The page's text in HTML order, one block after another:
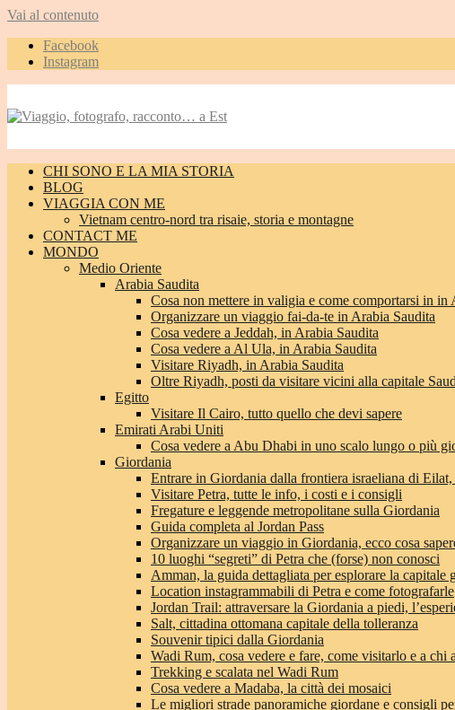
Vai al contenuto
Facebook
Instagram
CHI SONO E LA MIA STORIA
BLOG
VIAGGIA CON ME
Vietnam centro-nord tra risaie, storia e montagne
CONTACT ME
MONDO
Medio Oriente
Arabia Saudita
Cosa non mettere in valigia e come comportarsi in in
Organizzare un viaggio fai-da-te in Arabia Saudita
Cosa vedere a Jeddah, in Arabia Saudita
Cosa vedere a Al Ula, in Arabia Saudita
Visitare Riyadh, in Arabia Saudita
Oltre Riyadh, posti da visitare vicini alla capitale
Egitto
Visitare Il Cairo, tutto quello che devi sapere
Emirati Arabi Uniti
Cosa vedere a Abu Dhabi in uno scalo lungo o più
Giordania
Entrare in Giordania dalla frontiera israeliana di
Visitare Petra, tutte le info, i costi e i consigli
Fregature e leggende metropolitane sulla Giordania
Guida completa al Jordan Pass
Organizzare un viaggio in Giordania, ecco cosa
10 luoghi “segreti” di Petra che (forse) non conosci
Amman, la guida dettagliata per esplorare la capitale
Location instagrammabili di Petra e come fotografarle
Jordan Trail: attraversare la Giordania a piedi,
Salt, cittadina ottomana capitale della tolleranza
Souvenir tipici dalla Giordania
Wadi Rum, cosa vedere e fare, come visitarlo e a chi
Trekking e scalata nel Wadi Rum
Cosa vedere a Madaba, la città dei mosaici
Le migliori strade panoramiche giordane e consigli